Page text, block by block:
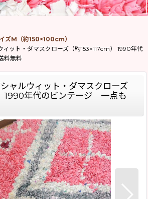
ズM（約150×100cm）
ット・ダマスクローズ（約153×117cm） 1990年代
料無料
ャルウィット・ダマスクローズ
1990年代のビンテージ 一点も